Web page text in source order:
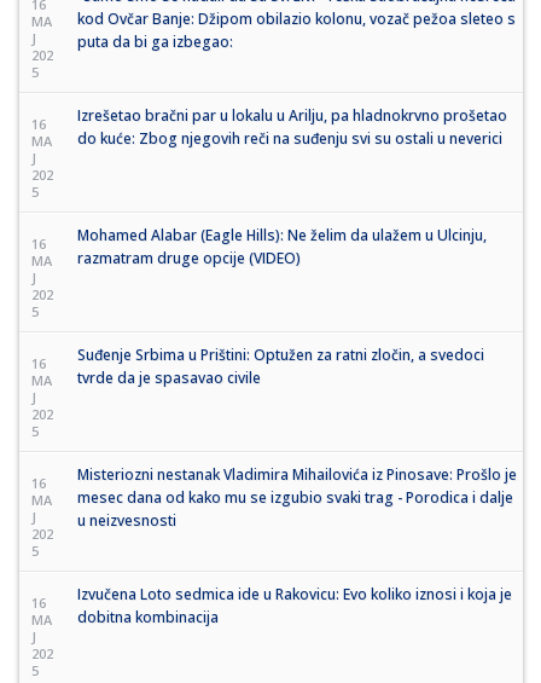
16
MA
J
202
5
kod Ovčar Banje: Džipom obilazio kolonu, vozač pežoa sleteo s
puta da bi ga izbegao:
16
MA
J
202
5
Izrešetao bračni par u lokalu u Arilju, pa hladnokrvno prošetao
do kuće: Zbog njegovih reči na suđenju svi su ostali u neverici
16
MA
J
202
5
Mohamed Alabar (Eagle Hills): Ne želim da ulažem u Ulcinju,
razmatram druge opcije (VIDEO)
16
MA
J
202
5
Suđenje Srbima u Prištini: Optužen za ratni zločin, a svedoci
tvrde da je spasavao civile
16
MA
J
202
5
Misteriozni nestanak Vladimira Mihailovića iz Pinosave: Prošlo je
mesec dana od kako mu se izgubio svaki trag - Porodica i dalje
u neizvesnosti
16
MA
J
202
5
Izvučena Loto sedmica ide u Rakovicu: Evo koliko iznosi i koja je
dobitna kombinacija